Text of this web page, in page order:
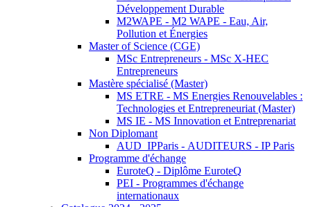
Développement Durable
M2WAPE - M2 WAPE - Eau, Air,
Pollution et Énergies
Master of Science (CGE)
MSc Entrepreneurs - MSc X-HEC
Entrepreneurs
Mastère spécialisé (Master)
MS ETRE - MS Energies Renouvelables :
Technologies et Entrepreneuriat (Master)
MS IE - MS Innovation et Entreprenariat
Non Diplomant
AUD_IPParis - AUDITEURS - IP Paris
Programme d'échange
EuroteQ - Diplôme EuroteQ
PEI - Programmes d'échange
internationaux